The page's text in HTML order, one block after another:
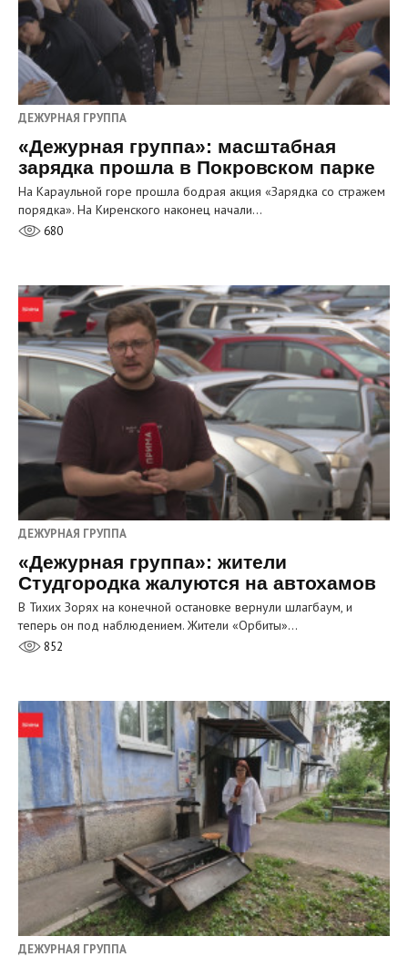
ДЕЖУРНАЯ ГРУППА
«Дежурная группа»: масштабная
зарядка прошла в Покровском парке
На Караульной горе прошла бодрая акция «Зарядка со стражем
порядка». На Киренского наконец начали…
680
ДЕЖУРНАЯ ГРУППА
«Дежурная группа»: жители
Студгородка жалуются на автохамов
В Тихих Зорях на конечной остановке вернули шлагбаум, и
теперь он под наблюдением. Жители «Орбиты»…
852
ДЕЖУРНАЯ ГРУППА